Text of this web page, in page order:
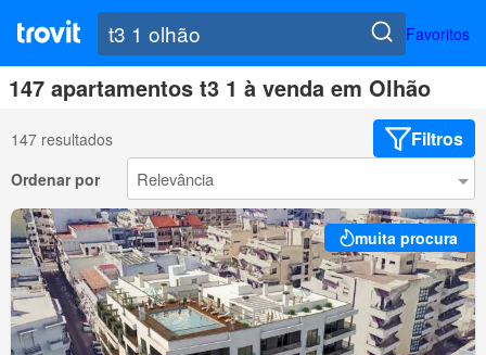
Favoritos
147 apartamentos t3 1 à venda em Olhão
147 resultados Filtros
Ordenar por
muita procura